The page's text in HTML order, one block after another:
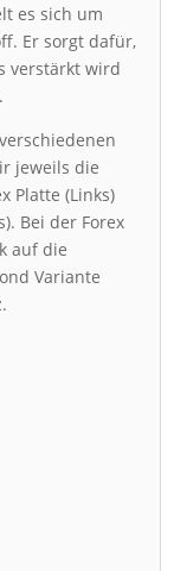
es sich um
Er sorgt dafür,
verstärkt wird
jeweils die
Platte (Links)
Bei der Forex
auf die
Variante